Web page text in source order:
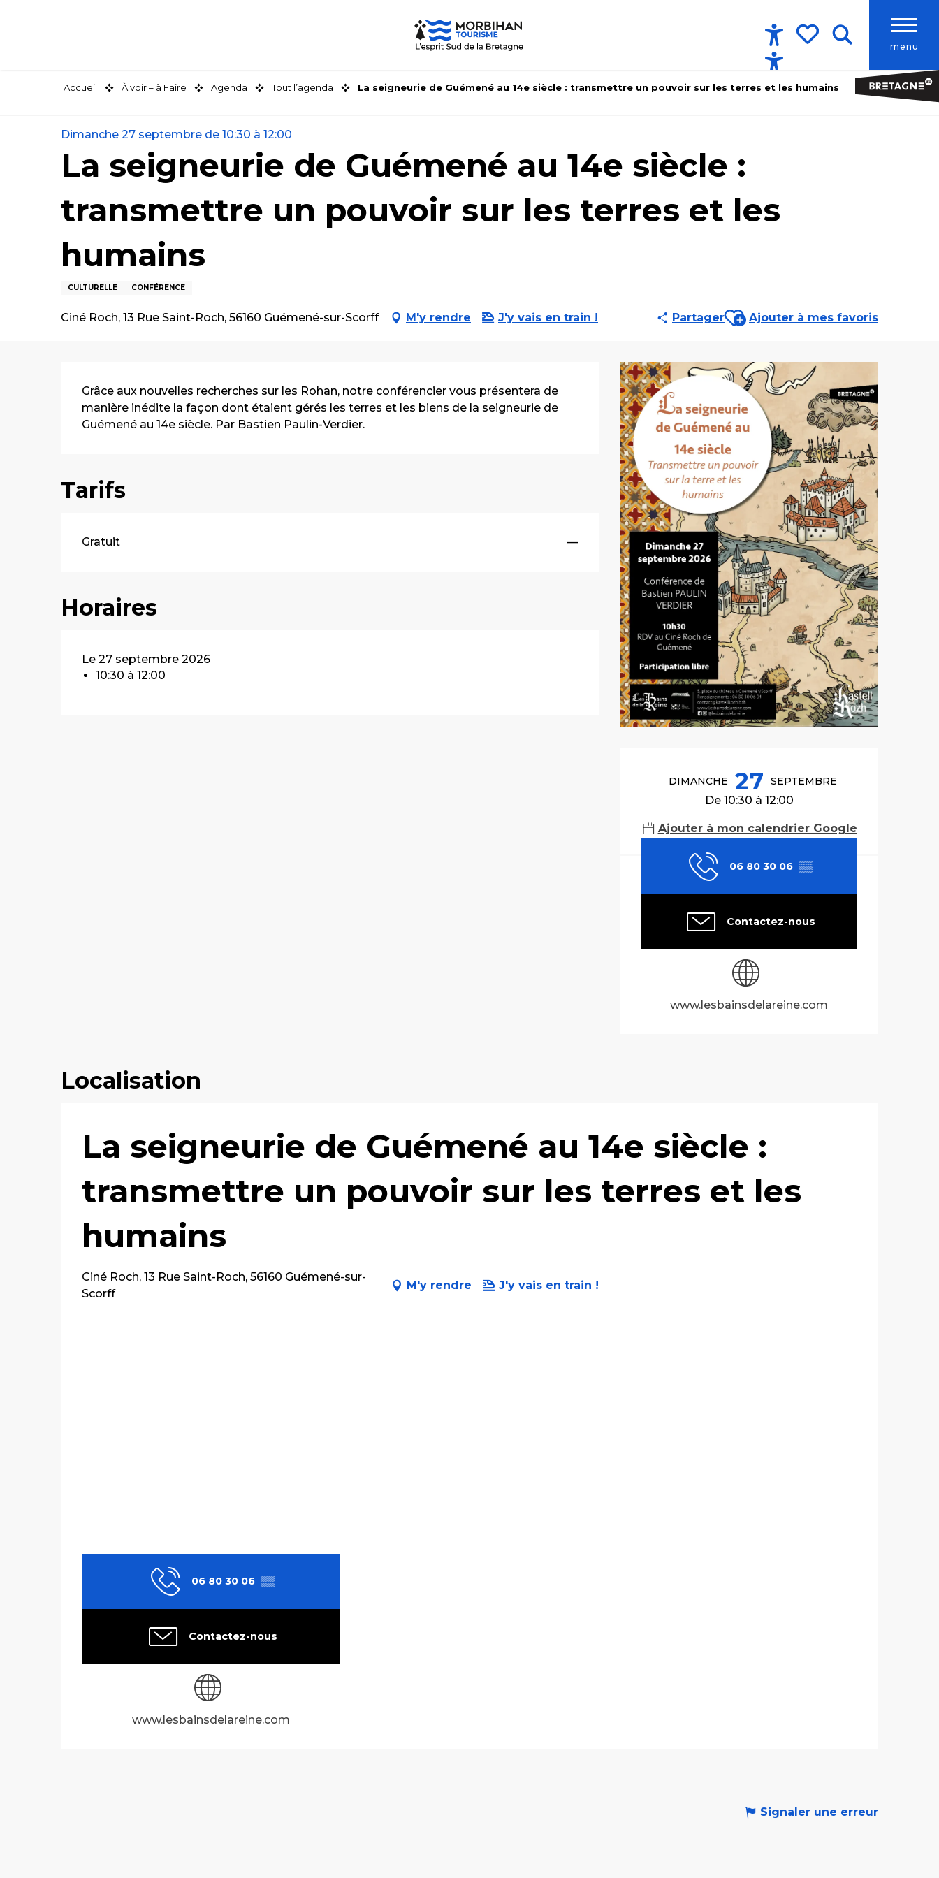
menu
Accessibilité
Accueil À voir – à Faire Agenda Tout l’agenda La seigneurie de Guémené au 14e siècle : transmettre un pouvoir sur les terres et les humains
Dimanche 27 septembre de 10:30 à 12:00
La seigneurie de Guémené au 14e siècle :
transmettre un pouvoir sur les terres et les
humains
CULTURELLE CONFÉRENCE
Ciné Roch, 13 Rue Saint-Roch, 56160 Guémené-sur-Scorff M'y rendre J'y vais en train ! PartagerAjouter aux favoris
Ajouter à mes favoris
Ouverture et
DIMANCHE 27 SEPTEMBRE
De 10:30 à 12:00
Ajouter à mon calendrier Google
06 80 30 06 ▒▒
Contactez-nous
www.lesbainsdelareine.com
Description
Grâce aux nouvelles recherches sur les Rohan, notre conférencier vous présentera de
manière inédite la façon dont étaient gérés les terres et les biens de la seigneurie de
Guémené au 14e siècle. Par Bastien Paulin-Verdier.
Tarifs
Gratuit —
Horaires
Le 27 septembre 2026
10:30 à 12:00
Localisation
La seigneurie de Guémené au 14e siècle :
transmettre un pouvoir sur les terres et les
humains
Ciné Roch, 13 Rue Saint-Roch, 56160 Guémené-sur-
Scorff
M'y rendre J'y vais en train !
06 80 30 06 ▒▒
Contactez-nous
www.lesbainsdelareine.com
Signaler une erreur